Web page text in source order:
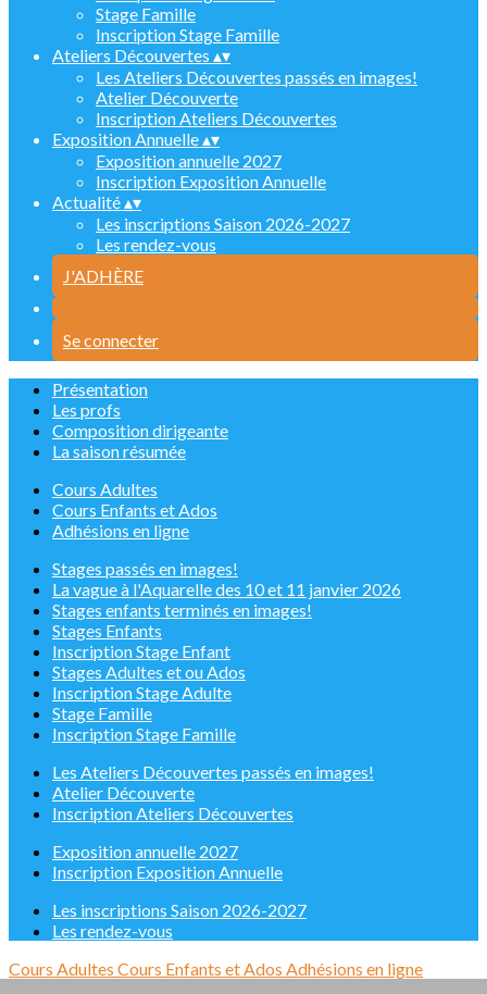
Stage Famille
Inscription Stage Famille
Ateliers Découvertes ▴▾
Les Ateliers Découvertes passés en images!
Atelier Découverte
Inscription Ateliers Découvertes
Exposition Annuelle▴▾
Exposition annuelle 2027
Inscription Exposition Annuelle
Actualité▴▾
Les inscriptions Saison 2026-2027
Les rendez-vous
J'ADHÈRE
Se connecter
Présentation
Les profs
Composition dirigeante
La saison résumée
Cours Adultes
Cours Enfants et Ados
Adhésions en ligne
Stages passés en images!
La vague à l'Aquarelle des 10 et 11 janvier 2026
Stages enfants terminés en images!
Stages Enfants
Inscription Stage Enfant
Stages Adultes et ou Ados
Inscription Stage Adulte
Stage Famille
Inscription Stage Famille
Les Ateliers Découvertes passés en images!
Atelier Découverte
Inscription Ateliers Découvertes
Exposition annuelle 2027
Inscription Exposition Annuelle
Les inscriptions Saison 2026-2027
Les rendez-vous
Cours Adultes Cours Enfants et Ados Adhésions en ligne